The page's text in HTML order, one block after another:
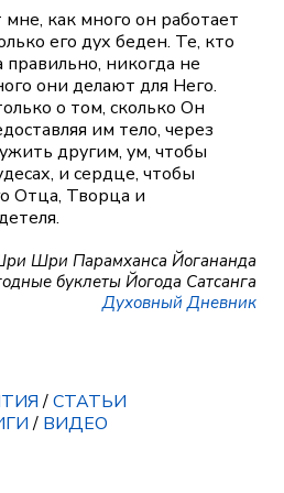
как много он работает
его дух беден. Те, кто
правильно, никогда не
они делают для Него.
о том, сколько Он
им тело, через
другим, ум, чтобы
и сердце, чтобы
Отца, Творца и
Шри Парамханса Йогананда
буклеты Йогода Сатсанга
Духовный Дневник
/СТАТЬИ
/ ВИДЕО